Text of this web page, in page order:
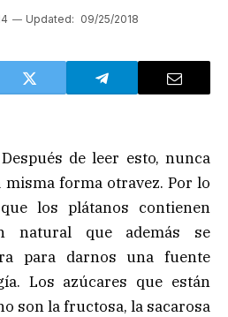
Updated: 09/25/2018
de leer esto, nunca
misma forma otravez. Por lo
los plátanos contienen
natural que además se
para darnos una fuente
Los azúcares que están
son la fructosa, la sacarosa